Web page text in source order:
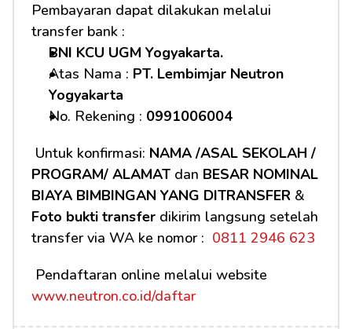
Pembayaran dapat dilakukan melalui
transfer bank :
BNI KCU UGM Yogyakarta.
Atas Nama : PT. Lembimjar Neutron
Yogyakarta
No. Rekening : 0991006004
Untuk konfirmasi: NAMA /ASAL SEKOLAH /
PROGRAM/ ALAMAT dan BESAR NOMINAL
BIAYA BIMBINGAN YANG DITRANSFER
Foto bukti transfer dikirim langsung setelah
transfer via WA ke nomor : 0811 2946 623
www.neutron.co.id/daftar